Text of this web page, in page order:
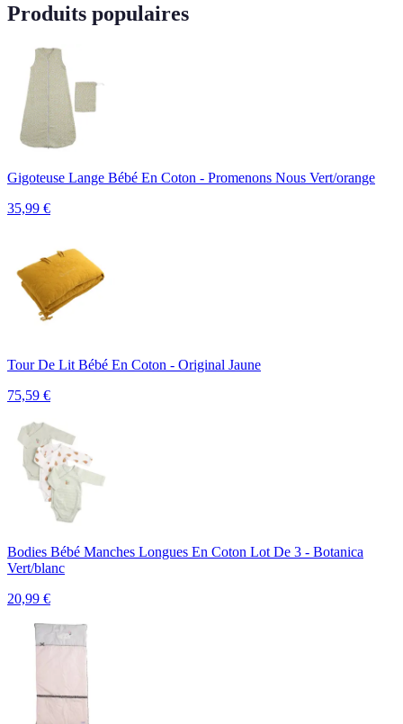
Produits populaires
Gigoteuse Lange Bébé En Coton - Promenons Nous Vert/orange
35,99 €
Tour De Lit Bébé En Coton - Original Jaune
75,59 €
Bodies Bébé Manches Longues En Coton Lot De 3 - Botanica
Vert/blanc
20,99 €